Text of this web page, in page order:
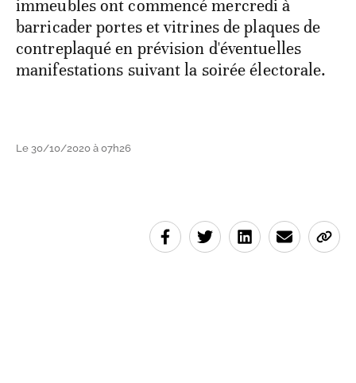
immeubles ont commencé mercredi à
barricader portes et vitrines de plaques de
contreplaqué en prévision d'éventuelles
manifestations suivant la soirée électorale.
Le 30/10/2020 à 07h26